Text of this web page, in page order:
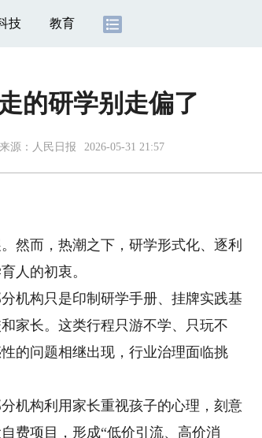
技 教育
的研学别走偏了
来源： 人民日报 2026-05-31 21:57
而，热潮之下，研学形式化、逐利
人的初衷。
构只是印制研学手册、挂牌实践基
家长。这类行程只游不学、只玩不
的问题相继出现，行业治理面临挑
构利用家长重视孩子的心理，刻意
费项目，形成“低价引流、高价消